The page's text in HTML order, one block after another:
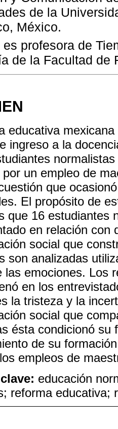
de la
México.
es profesora de
de la Facultad de
educativa
ingreso a la
un empleo de
que
El propósito de
que 16 estudiantes
en relación
social que
son analizadas
las emociones. Los
en los
la tristeza y la
social que
ésta condicionó su
de su
empleos de
educación
reforma educativa;